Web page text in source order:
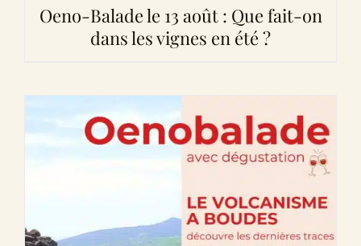
Oeno-Balade le 13 août : Que fait-on
dans les vignes en été ?